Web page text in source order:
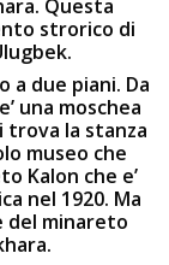
Questa
strorico di
a due piani. Da
una moschea
trova la stanza
museo che
Kalon che e’
nel 1920. Ma
del minareto